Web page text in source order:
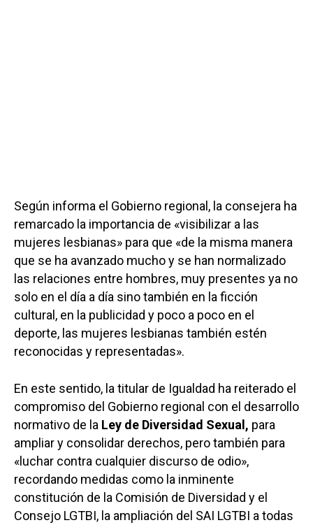
Según informa el Gobierno regional, la consejera ha
remarcado la importancia de «visibilizar a las
mujeres lesbianas» para que «de la misma manera
que se ha avanzado mucho y se han normalizado
las relaciones entre hombres, muy presentes ya no
solo en el día a día sino también en la ficción
cultural, en la publicidad y poco a poco en el
deporte, las mujeres lesbianas también estén
reconocidas y representadas».
En este sentido, la titular de Igualdad ha reiterado el
compromiso del Gobierno regional con el desarrollo
normativo de la Ley de Diversidad Sexual, para
ampliar y consolidar derechos, pero también para
«luchar contra cualquier discurso de odio»,
recordando medidas como la inminente
constitución de la Comisión de Diversidad y el
Consejo LGTBI, la ampliación del SAI LGTBI a todas